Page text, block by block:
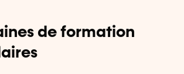
de formation